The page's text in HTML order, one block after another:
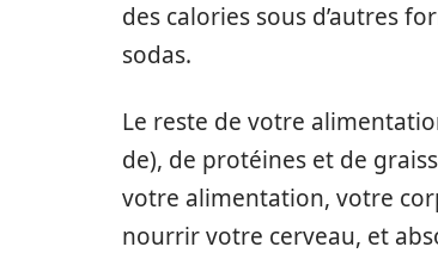
des calories sous d’autres
sodas.
Le reste de votre
de), de protéines et de
votre alimentation, votre
nourrir votre cerveau, et